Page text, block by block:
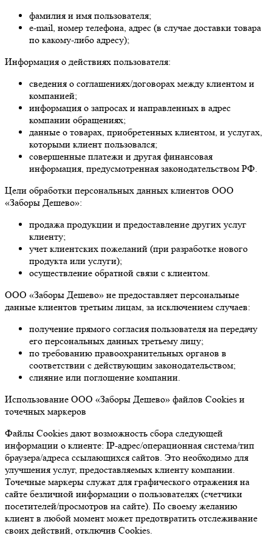
фамилия и имя пользователя;
e-mail, номер телефона, адрес (в случае доставки товара
по какому-либо адресу);
Информация о действиях пользователя:
сведения о соглашениях/договорах между клиентом и
компанией;
информация о запросах и направленных в адрес
компании обращениях;
данные о товарах, приобретенных клиентом, и услугах,
которыми клиент пользовался;
совершенные платежи и другая финансовая
информация, предусмотренная законодательством РФ.
Цели обработки персональных данных клиентов ООО
«Заборы Дешево»:
продажа продукции и предоставление других услуг
клиенту;
учет клиентских пожеланий (при разработке нового
продукта или услуги);
осуществление обратной связи с клиентом.
ООО «Заборы Дешево» не предоставляет персональные
данные клиентов третьим лицам, за исключением случаев:
получение прямого согласия пользователя на передачу
его персональных данных третьему лицу;
по требованию правоохранительных органов в
соответствии с действующим законодательством;
слияние или поглощение компании.
Использование ООО «Заборы Дешево» файлов Cookies и
точечных маркеров
Файлы Cookies дают возможность сбора следующей
информации о клиенте: IP-адрес/операционная система/тип
браузера/адреса ссылающихся сайтов. Это необходимо для
улучшения услуг, предоставляемых клиенту компании.
Точечные маркеры служат для графического отражения на
сайте безличной информации о пользователях (счетчики
посетителей/просмотров на сайте). По своему желанию
клиент в любой момент может предотвратить отслеживание
своих действий, отключив Cookies.